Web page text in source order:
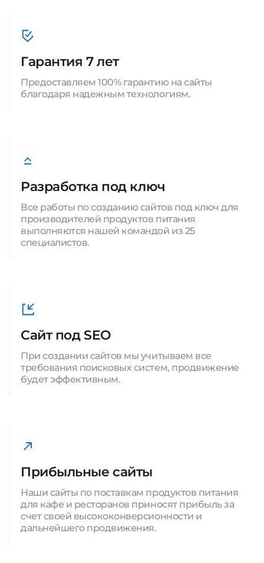
Гарантия 7 лет
Предоставляем 100% гарантию на сайты
благодаря надежным технологиям.
Разработка под ключ
Все работы по созданию сайтов под ключ для
производителей продуктов питания
выполняются нашей командой из 25
специалистов.
Сайт под SEO
При создании сайтов мы учитываем все
требования поисковых систем, продвижение
будет эффективным.
Прибыльные сайты
Наши сайты по поставкам продуктов питания
для кафе и ресторанов приносят прибыль за
счет своей высококонверсионности и
дальнейшего продвижения.